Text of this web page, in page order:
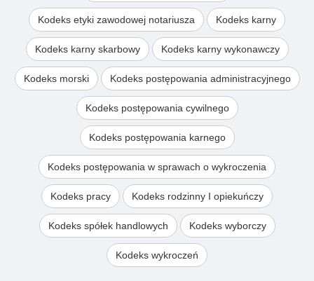
Kodeks etyki zawodowej notariusza Kodeks karny
Kodeks karny skarbowy Kodeks karny wykonawczy
Kodeks morski Kodeks postępowania administracyjnego
Kodeks postępowania cywilnego
Kodeks postępowania karnego
Kodeks postępowania w sprawach o wykroczenia
Kodeks pracy Kodeks rodzinny I opiekuńczy
Kodeks spółek handlowych Kodeks wyborczy
Kodeks wykroczeń